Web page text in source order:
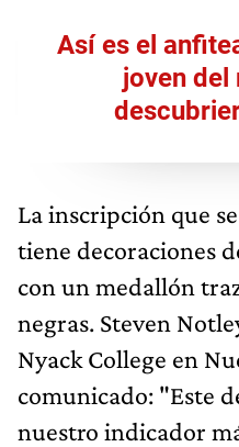
Así es el
joven del
La inscripción que
tiene decoraciones
con un medallón
negras. Steven
Nyack College en
comunicado: "Este
nuestro indicador